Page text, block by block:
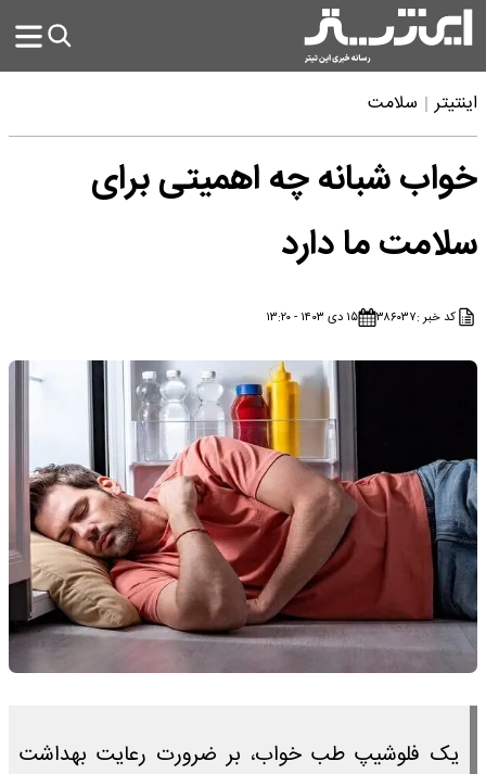
اینتیتر سلامت
خواب شبانه چه اهمیتی برای
سلامت ما دارد
کد خبر :۳۸۶۰۳۷ ۱۵ دی ۱۴۰۳ - ۱۳:۲۰
یک فلوشیپ طب خواب، بر ضرورت رعایت بهداشت